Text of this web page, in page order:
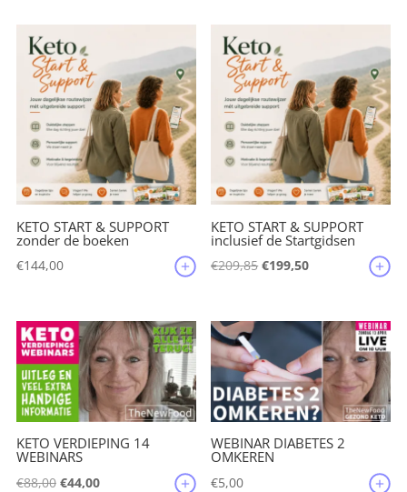
€135,35.
KETO START & SUPPORT
zonder de boeken
€144,00
KETO START & SUPPORT
inclusief de Startgidsen
€209,85Oorspronkelijke
€209,85.
€199,50Huidige
€199,50.
KETO VERDIEPING 14
WEBINARS
€88,00 Oorspronkelijke
€44,00Huidige
WEBINAR DIABETES 2
OMKEREN
€5,00